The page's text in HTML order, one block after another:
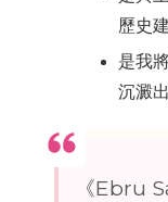
歷史
是我
沉澱
《Ebru